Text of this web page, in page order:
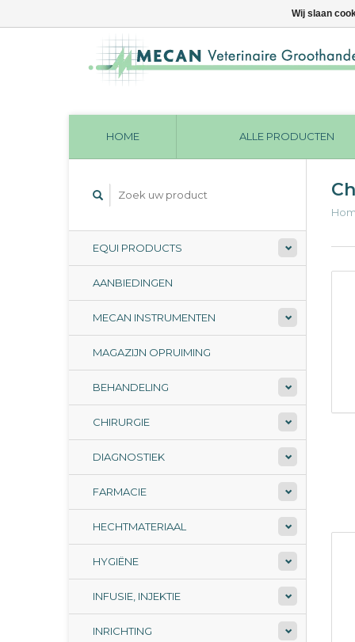
HOME ALLE PRODUCTEN
EQUI PRODUCTS
AANBIEDINGEN
MECAN INSTRUMENTEN
MAGAZIJN OPRUIMING
BEHANDELING
CHIRURGIE
DIAGNOSTIEK
FARMACIE
HECHTMATERIAAL
HYGIËNE
INFUSIE, INJEKTIE
INRICHTING
Wij slaan